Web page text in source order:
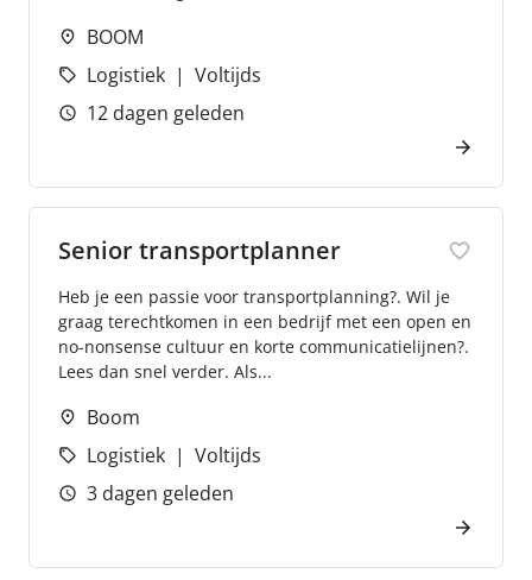
BOOM
Logistiek
Voltijds
12 dagen geleden
Senior transportplanner
Heb je een passie voor transportplanning?. Wil je
graag terechtkomen in een bedrijf met een open en
no-nonsense cultuur en korte communicatielijnen?.
Lees dan snel verder. Als...
Boom
Logistiek
Voltijds
3 dagen geleden